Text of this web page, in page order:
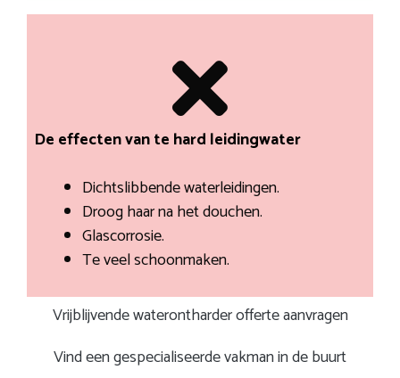
De effecten van te hard leidingwater
Dichtslibbende waterleidingen.
Droog haar na het douchen.
Glascorrosie.
Te veel schoonmaken.
Vrijblijvende waterontharder offerte aanvragen
Vind een gespecialiseerde vakman in de buurt